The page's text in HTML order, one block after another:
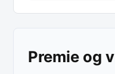
Premie og